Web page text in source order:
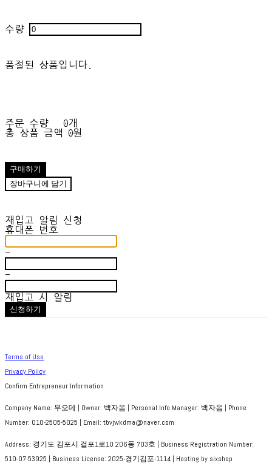
수량
품절된 상품입니다.
주문 수량
0개
총 상품 금액
0원
구매하기
장바구니에 담기
재입고 알림 신청
휴대폰 번호
-
-
재입고 시 알림
신청하기
Terms of Use
Privacy Policy
Confirm Entrepreneur Information
Company Name: 무오데 | Owner: 백자음 | Personal Info Manager: 백자음 | Phone
Number: 010-2505-5025 | Email: tbvjwkdma@naver.com
Address: 경기도 김포시 걸포1로10 206동 703호 | Business Registration Number:
510-07-53925 | Business License: 2025-경기김포-1114 | Hosting by sixshop